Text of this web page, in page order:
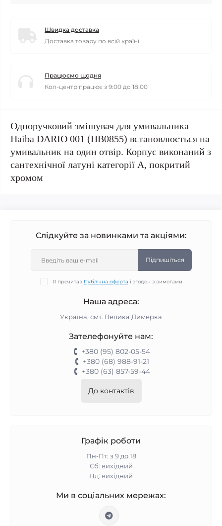
Швидка доставка
Доставка товару по всій країні
Працюємо щодня
Кол-центр працює з 9:00 до 18:00
Одноручковий змішувач для умивальника
Haiba DARIO 001 (HB0855) встановлюється на
умивальник на один отвір. Корпус виконаний з
сантехнічної латуні категорії А, покритий
хромом
Слідкуйте за новинками та акціями:
Підпишіться
Я прочитав Публічна оферта і згоден з вимогами
Наша адреса:
Україна, смт. Велика Димерка
Зателефонуйте нам:
+380 (95) 802-05-54
+380 (68) 988-91-21
+380 (63) 857-59-44
До контактів
Графік роботи
Пн-Пт: з 9 до 18
Сб: вихідний
Нд: вихідний
Ми в соціальних мережах: